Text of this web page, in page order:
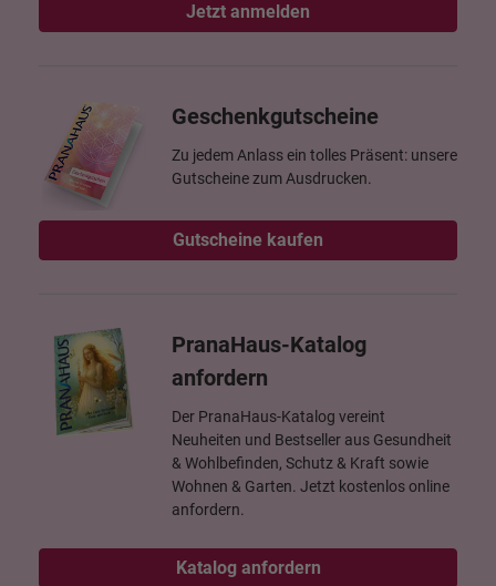
Jetzt anmelden
Geschenkgutscheine
Zu jedem Anlass ein tolles Präsent: unsere
Gutscheine zum Ausdrucken.
Gutscheine kaufen
PranaHaus-Katalog
anfordern
Der PranaHaus-Katalog vereint
Neuheiten und Bestseller aus Gesundheit
& Wohlbefinden, Schutz & Kraft sowie
Wohnen & Garten. Jetzt kostenlos online
anfordern.
Katalog anfordern